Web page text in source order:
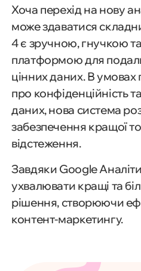
Хоча перехід на нову
може здаватися
4 є зручною, гнучкою
платформою для
цінних даних. В умовах
про конфіденційність
даних, нова система
забезпечення кращої
відстеження.
Завдяки Google
ухвалювати кращі та
рішення, створюючи
контент-маркетингу.